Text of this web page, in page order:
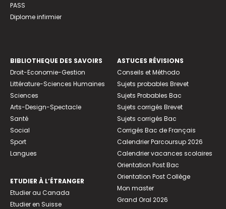
PASS
Diplome infirmier
BIBLIOTHEQUE DES SAVOIRS
Droit-Economie-Gestion
Littérature-Sciences Humaines
Sciences
Arts-Design-Spectacle
Santé
Social
Sport
Langues
ETUDIER À L’ÉTRANGER
Etudier au Canada
Etudier en Suisse
ASTUCES RÉVISIONS
Conseils et Méthodo
Sujets probables Brevet
Sujets Probables Bac
Sujets corrigés Brevet
Sujets corrigés Bac
Corrigés Bac de Français
Calendrier Parcoursup 2026
Calendrier vacances scolaires
Orientation Post Bac
Orientation Post Collège
Mon master
Grand Oral 2026